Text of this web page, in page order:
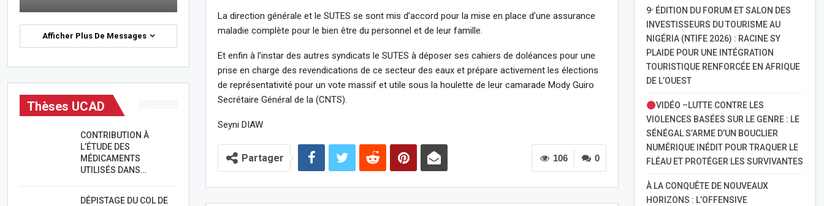
La direction générale et le SUTES se sont mis d’accord pour la mise en place d’une assurance
maladie complète pour le bien être du personnel et de leur famille.
Et enfin à l’instar des autres syndicats le SUTES à déposer ses cahiers de doléances pour une
prise en charge des revendications de ce secteur des eaux et prépare activement les élections
de représentativité pour un vote massif et utile sous la houlette de leur camarade Mody Guiro
Secrétaire Général de la (CNTS).
Seyni DIAW
0
106
Partager
9ᵉ ÉDITION DU FORUM ET SALON DES
INVESTISSEURS DU TOURISME AU
NIGÉRIA (NTIFE 2026) : RACINE SY
PLAIDE POUR UNE INTÉGRATION
TOURISTIQUE RENFORCÉE EN AFRIQUE
DE L’OUEST
VIDÉO –LUTTE CONTRE LES
VIOLENCES BASÉES SUR LE GENRE : LE
SÉNÉGAL S’ARME D’UN BOUCLIER
NUMÉRIQUE INÉDIT POUR TRAQUER LE
FLÉAU ET PROTÉGER LES SURVIVANTES
À LA CONQUÊTE DE NOUVEAUX
HORIZONS : L’OFFENSIVE
Afficher Plus De Messages
Thèses UCAD
CONTRIBUTION À
L’ÉTUDE DES
MÉDICAMENTS
UTILISÉS DANS…
DÉPISTAGE DU COL DE